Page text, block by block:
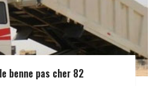
benne pas cher 82